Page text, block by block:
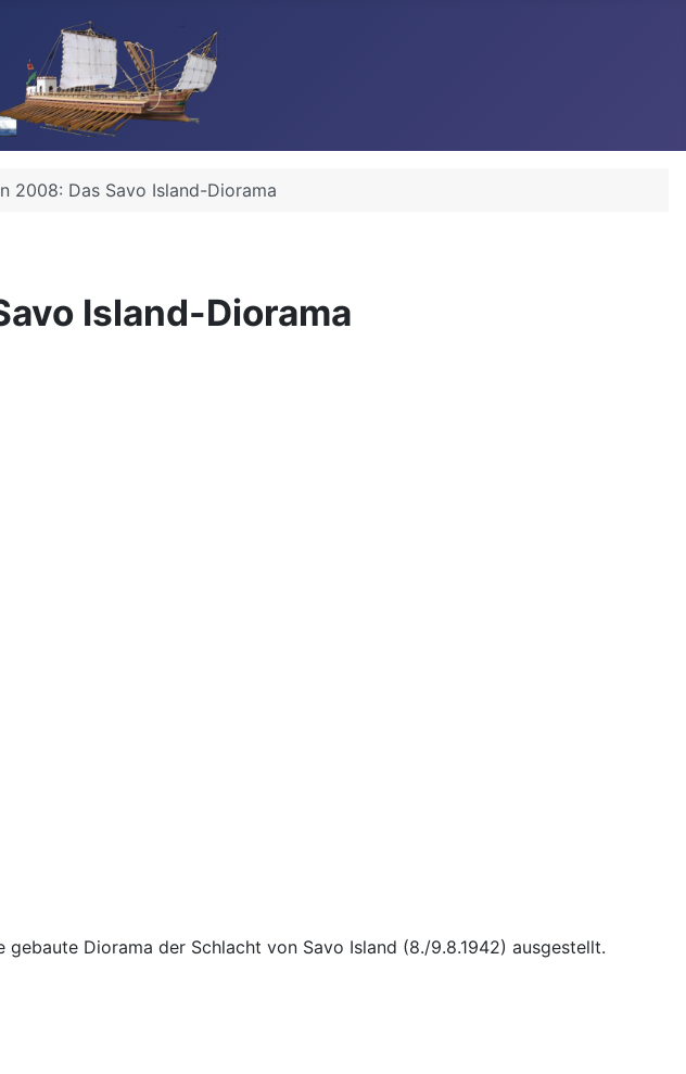
2008: Das Savo Island-Diorama
Island-Diorama
Diorama der Schlacht von Savo Island (8./9.8.1942) ausgestellt.